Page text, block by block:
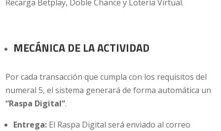
Recarga Betplay, Doble Chance y Lotería Virtual.
MECÁNICA DE LA ACTIVIDAD
Por cada transacción que cumpla con los requisitos del
numeral 5, el sistema generará de forma automática un
“Raspa Digital”.
Entrega: El Raspa Digital será enviado al correo